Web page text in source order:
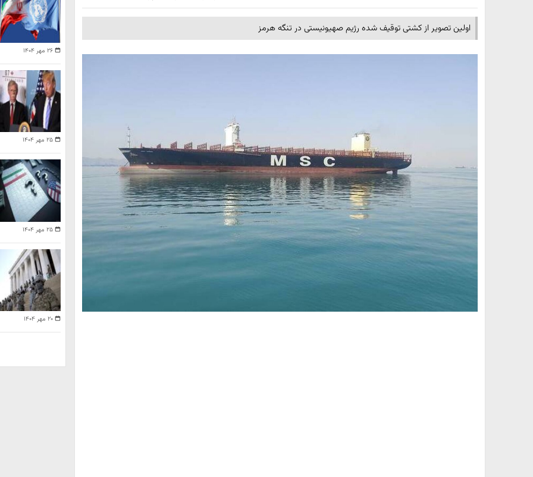
اولین تصویر از کشتی توقیف شده رژیم صهیونیستی در تنگه هرمز
۲۶ مهر ۱۴۰۴
۲۵ مهر ۱۴۰۴
۲۵ مهر ۱۴۰۴
۲۰ مهر ۱۴۰۴